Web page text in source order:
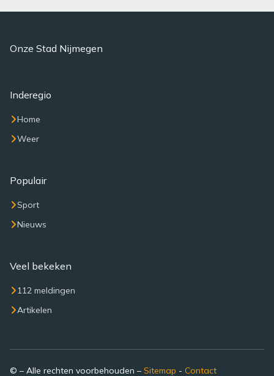
Onze Stad Nijmegen
Inderegio
Home
Weer
Populair
Sport
Nieuws
Veel bekeken
112 meldingen
Artikelen
© – Alle rechten voorbehouden – Sitemap - Contact